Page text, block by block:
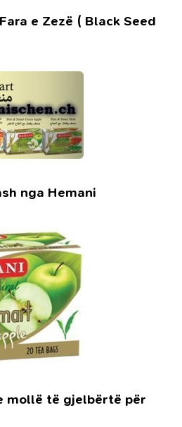
e Zezë ( Black Seed
nga Hemani
mollë të gjelbërtë për